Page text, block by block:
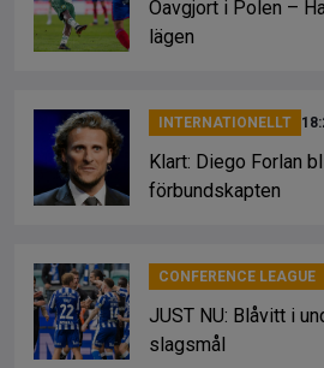
Oavgjort i Polen –
lägen
INTERNATIONELLT
Klart: Diego Forlan
förbundskapten
CONFERENCE LEAGUE
JUST NU: Blåvitt i
slagsmål